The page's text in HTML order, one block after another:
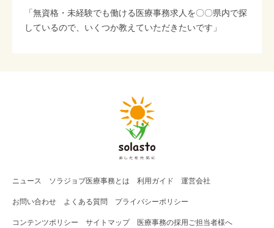
「無資格・未経験でも働ける医療事務求人を〇〇県内で探
しているので、いくつか教えていただきたいです」
ニュース ソラジョブ医療事務 とは 利用ガイド 運営会社
お問い合わせ よくある質問 プライバシーポリシー
コンテンツポリシー サイトマップ 医療事務の採用ご担当者様へ